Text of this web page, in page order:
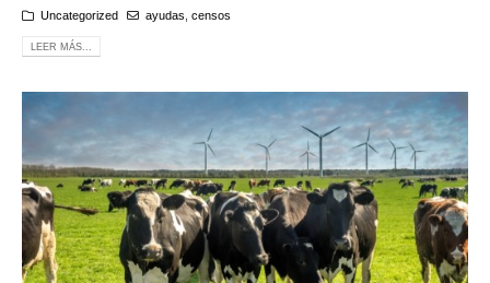
Uncategorized ayudas censos
LEER MÁS...